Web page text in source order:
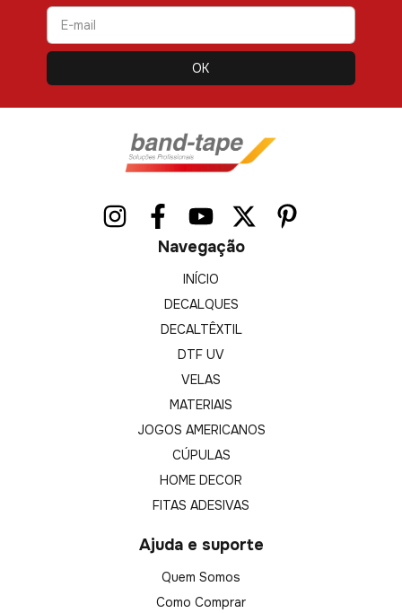
Navegação
INÍCIO
DECALQUES
DECALTÊXTIL
DTF UV
VELAS
MATERIAIS
JOGOS AMERICANOS
CÚPULAS
HOME DECOR
FITAS ADESIVAS
Ajuda e suporte
Quem Somos
Como Comprar